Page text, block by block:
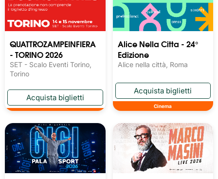
QUATTROZAMPEINFIERA
- TORINO 2026
SET - Scalo Eventi Torino,
Torino
Alice Nella Citta - 24°
Edizione
Alice nella città, Roma
Cinema